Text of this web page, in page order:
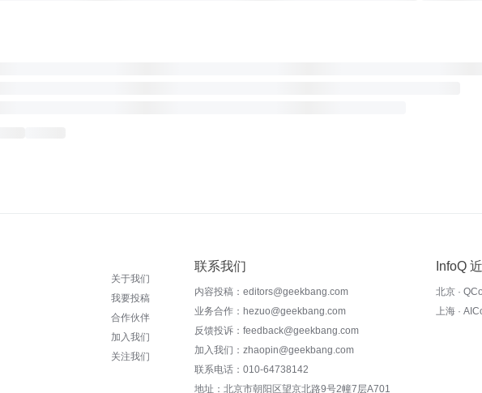
关于我们
我要投稿
合作伙伴
加入我们
关注我们
联系我们
内容投稿：editors@geekbang.com
业务合作：hezuo@geekbang.com
反馈投诉：feedback@geekbang.com
加入我们：zhaopin@geekbang.com
联系电话：010-64738142
地址：北京市朝阳区望京北路9号2幢7层A701
InfoQ
北京 ·
上海 ·